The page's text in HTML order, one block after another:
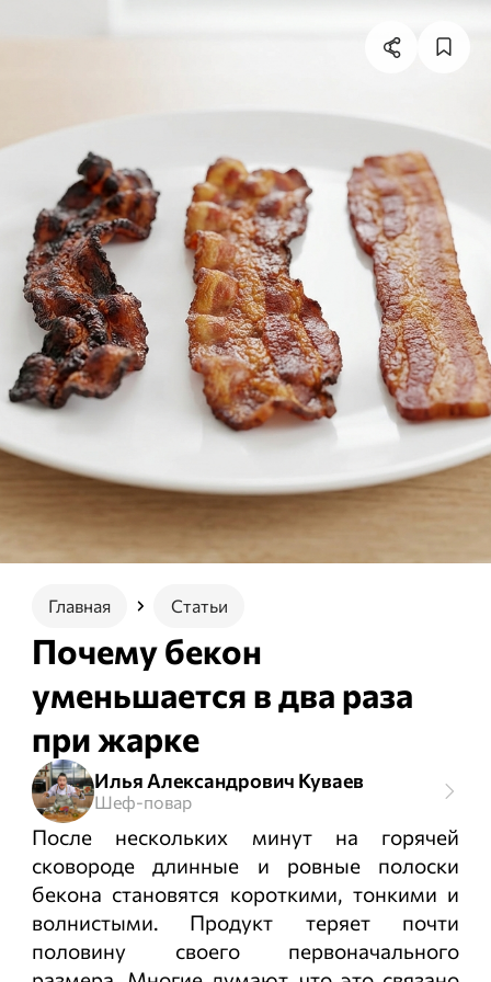
Главная Статьи
Почему бекон
уменьшается в два раза
при жарке
Илья Александрович Куваев
Шеф-повар
После нескольких минут на горячей
сковороде длинные и ровные полоски
бекона становятся короткими, тонкими и
волнистыми. Продукт теряет почти
половину своего первоначального